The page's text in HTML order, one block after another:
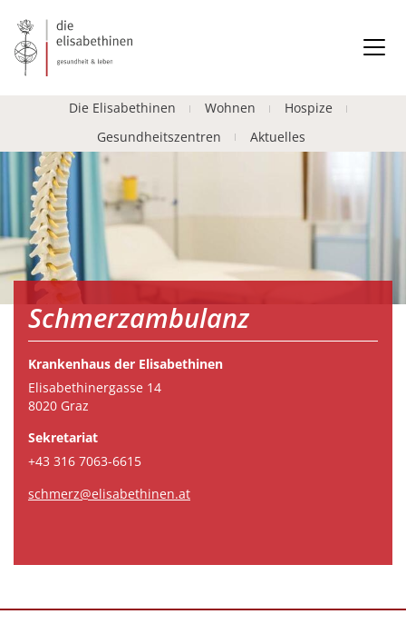
Die Elisabethinen Wohnen
Hospize
Gesundheitszentren
Aktuelles
Schmerzambulanz
Krankenhaus der Elisabethinen
Elisabethinergasse 14
8020 Graz
Sekretariat
+43 316 7063-6615
schmerz@elisabethinen.at